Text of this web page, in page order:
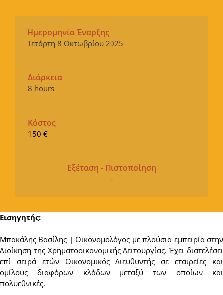
Ημερομηνία Έναρξης
Τετάρτη 8 Οκτωβρίου 2025
Διάρκεια
8 hours
Κόστος
150 €
Εξέταση - Πιστοποίηση
–
Εισηγητής:
Μπακάλης Βασίλης | Οικονομολόγος με πλούσια εμπειρία στην
Διοίκηση της Χρηματοοικονομικής Λειτουργίας. Έχει διατελέσει
επί σειρά ετών Οικονομικός Διευθυντής σε εταιρείες και
ομίλους διαφόρων κλάδων μεταξύ των οποίων και
πολυεθνικές.